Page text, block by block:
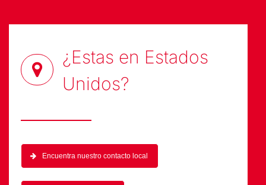
¿Estas en Estados
Unidos?
Encuentra nuestro contacto local